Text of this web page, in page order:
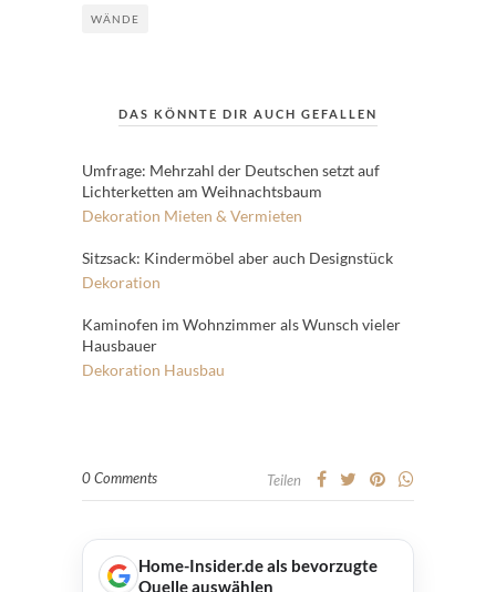
WÄNDE
DAS KÖNNTE DIR AUCH GEFALLEN
Umfrage: Mehrzahl der Deutschen setzt auf
Lichterketten am Weihnachtsbaum
Dekoration Mieten & Vermieten
Sitzsack: Kindermöbel aber auch Designstück
Dekoration
Kaminofen im Wohnzimmer als Wunsch vieler
Hausbauer
Dekoration Hausbau
0 Comments Teilen
Home-Insider.de als bevorzugte
Quelle auswählen